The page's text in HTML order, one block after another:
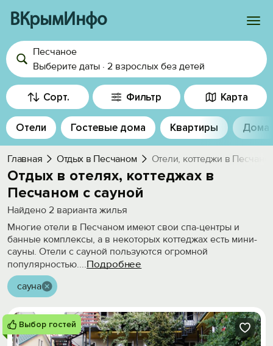
ВКрымИнфо
Войти
Избранное
История просмотра
Добавить свой объект
Песчаное
Выберите даты · 2 взрослых без детей
Сорт. Фильтр Карта
Отели Гостевые дома Квартиры Дома
Главная Отдых в Песчаном Отели, коттеджи в
Отдых в отелях, коттеджах в
Песчаном с сауной
Найдено 2 варианта жилья
Многие отели в Песчаном имеют свои спа-центры и
банные комплексы, а в некоторых коттеджах есть мини-
сауны. Отели с сауной пользуются огромной
популярностью....Подробнее
сауна
Выбор гостей